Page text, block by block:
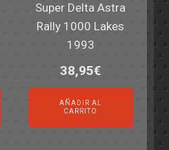
Super Delta Astra
Rally 1000 Lakes
1993
38,95€
AÑADIR AL
CARRITO